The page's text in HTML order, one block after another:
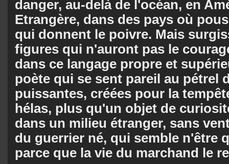
danger, au-delà de l'océan, en
Etrangère, dans des pays où
qui donnent le poivre. Mais
figures qui n'auront pas le
dans ce langage propre et
poète qui se sent pareil au pétrel
puissantes, créées pour la
hélas, plus qu'un objet de
dans un milieu étranger, sans
du guerrier né, qui semble n'être
parce que la vie du marchand le